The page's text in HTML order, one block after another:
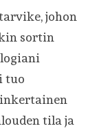
johon
sortin
tuo
tila ja